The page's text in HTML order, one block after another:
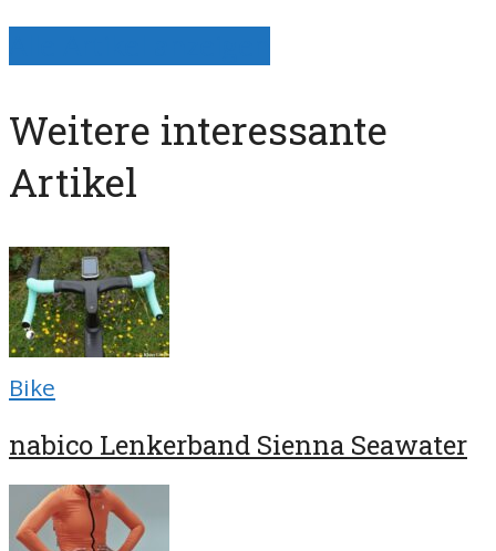
Weitere interessante
Artikel
Bike
nabico Lenkerband Sienna Seawater